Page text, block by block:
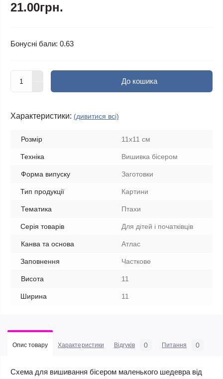
21.00грн.
Бонусні бали: 0.63
До кошика
Характеристики: (дивитися всі)
Розмір 11x11 см
Техніка Вишивка бісером
Форма випуску Заготовки
Тип продукції Картини
Тематика Птахи
Серія товарів Для дітей і початківців
Канва та основа Атлас
Заповнення Часткове
Висота 11
Ширина 11
Опис товару Характеристики Відгуків 0 Питання 0
Схема для вишивання бісером маленького шедевра від